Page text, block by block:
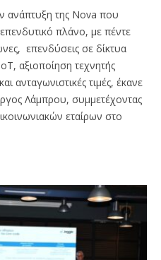
ανάπτυξη της Nova που
πλάνο, με πέντε
επενδύσεις σε δίκτυα
αξιοποίηση τεχνητής
ανταγωνιστικές τιμές, έκανε
Λάμπρου, συμμετέχοντας
εταίρων στο